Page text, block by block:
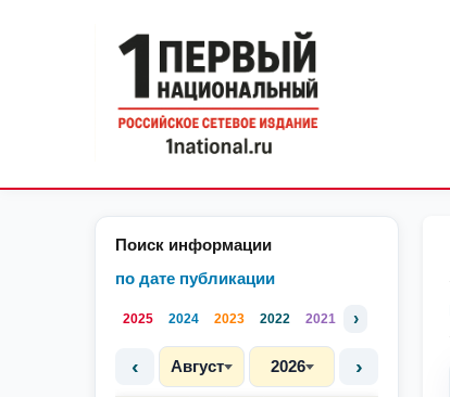
Поиск информации
по дате публикации
2025 2024 2023 2022 2021 ›
‹ Август 2026 ›